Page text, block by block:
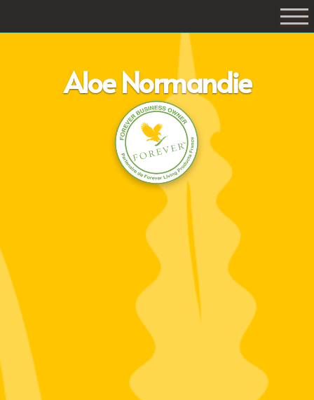
Aloe Normandie